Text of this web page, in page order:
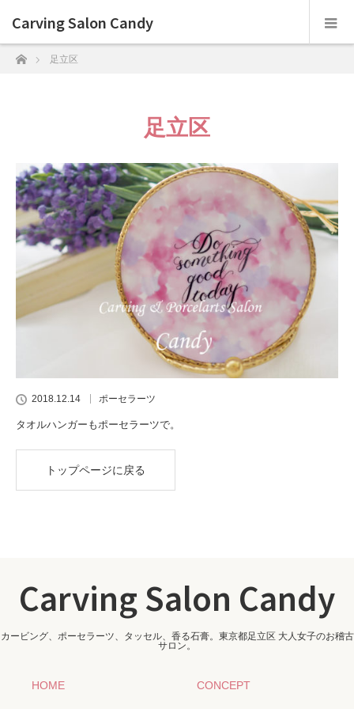
Carving Salon Candy
ホーム足立区
足立区
2018.12.14 ポーセラーツ
タオルハンガーもポーセラーツで。
トップページに戻る
Carving Salon Candy
カービング、ポーセラーツ、タッセル、香る石膏。東京都足立区 大人女子のお稽古
サロン。
HOME CONCEPT